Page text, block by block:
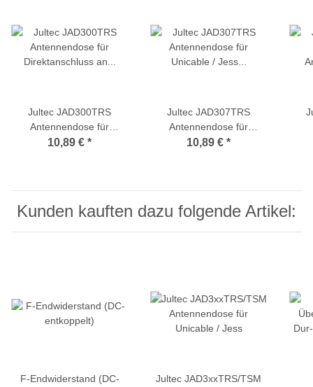
Jultec JAD300TRS
Antennendose für
Direktanschluss an LNB /
10,89 € *
Jultec JAD307TRS
Antennendose für
Unicable / Jess (Enddose
10,89 € *
Kunden kauften dazu folgende Artikel:
F-Endwiderstand (DC-
Jultec JAD3xxTRS/TSM